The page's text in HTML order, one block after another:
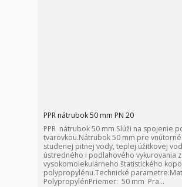
PPR nátrubok 50 mm PN 20
PPR nátrubok 50 mm Slúži na spojenie
tvarovkou.Nátrubok 50 mm pre
studenej pitnej vody, teplej úžitkovej
ústredného i podlahového vykurovania z
vysokomolekulárneho štatistického
polypropylénu.Technické
PolypropylénPriemer: 50 mm Pra...